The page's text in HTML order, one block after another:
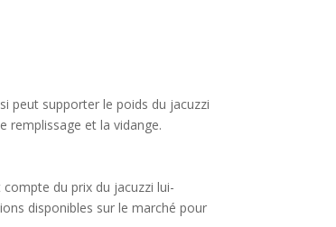
peut supporter le poids du jacuzzi
remplissage et la vidange.
du prix du jacuzzi lui-
disponibles sur le marché pour